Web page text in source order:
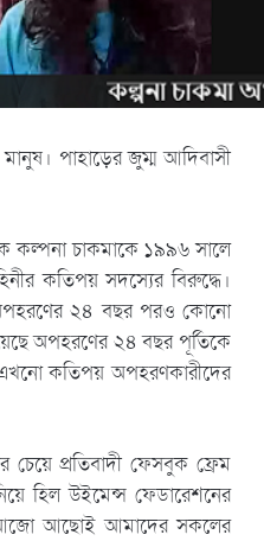
মানুষ। পাহাড়ের জুম্ম আদিবাসী
কল্পনা চাকমাকে ১৯৯৬ সালে
কতিপয় সদস্যের বিরুদ্ধে।
অপহরণের ২৪ বছর পরও কোনো
অপহরণের ২৪ বছর পূর্তিকে
এখনো কতিপয় অপহরণকারীদের
প্রতিবাদী ফেসবুক ফ্রেম
হিল উইমেন্স ফেডারেশনের
আজো আছোই আমাদের সকলের